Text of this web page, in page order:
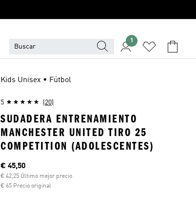
1
Kids Unisex • Fútbol
5 (20)
SUDADERA ENTRENAMIENTO
MANCHESTER UNITED TIRO 25
COMPETITION (ADOLESCENTES)
Precio actual
€ 45,50
€ 42,25 Último mejor precio
€ 65 Precio original